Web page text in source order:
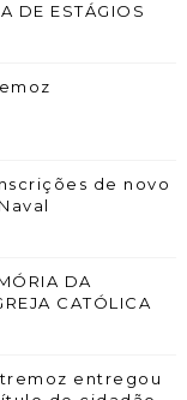
DE ESTÁGIOS
de novo
DA
CATÓLICA
entregou